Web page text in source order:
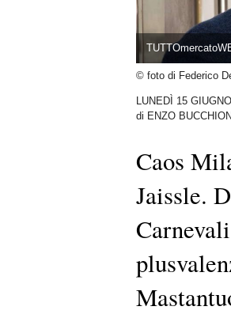
© foto di Federico
LUNEDÌ 15
di ENZO BUCCHIONI
Caos
Jaissle.